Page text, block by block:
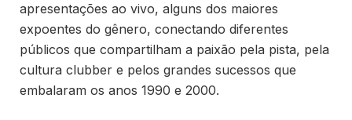
apresentações ao vivo, alguns dos maiores
expoentes do gênero, conectando diferentes
públicos que compartilham a paixão pela pista, pela
cultura clubber e pelos grandes sucessos que
embalaram os anos 1990 e 2000.